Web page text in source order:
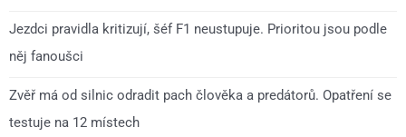
Jezdci pravidla kritizují, šéf F1 neustupuje. Prioritou jsou podle
něj fanoušci
Zvěř má od silnic odradit pach člověka a predátorů. Opatření se
testuje na 12 místech